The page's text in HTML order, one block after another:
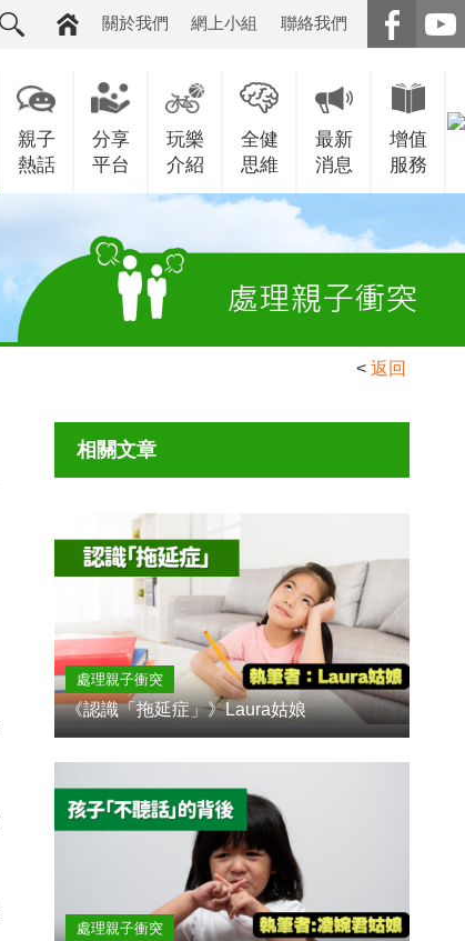
關於我們 網上小組 聯絡我們
親子
熱話
分享
平台
玩樂
介紹
全健
思維
最新
消息
增值
服務
< 返回
相關文章
處理親子衝突
《認識「拖延症」》Laura姑娘
處理親子衝突